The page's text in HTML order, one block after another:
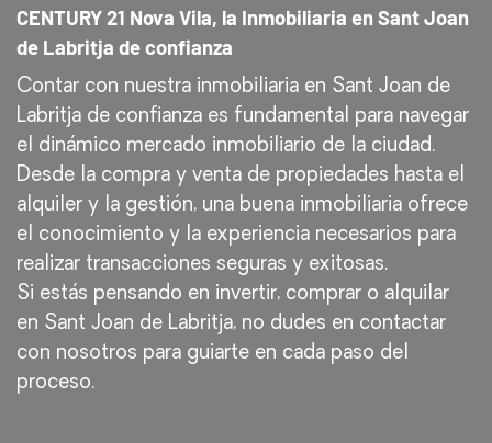
CENTURY 21 Nova Vila, la Inmobiliaria en Sant Joan
de Labritja de confianza
Contar con nuestra inmobiliaria en Sant Joan de
Labritja de confianza es fundamental para navegar
el dinámico mercado inmobiliario de la ciudad.
Desde la compra y venta de propiedades hasta el
alquiler y la gestión, una buena inmobiliaria ofrece
el conocimiento y la experiencia necesarios para
realizar transacciones seguras y exitosas.
Si estás pensando en invertir, comprar o alquilar
en Sant Joan de Labritja, no dudes en contactar
con nosotros para guiarte en cada paso del
proceso.